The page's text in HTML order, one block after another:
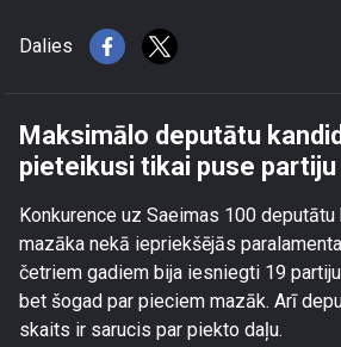
Dalies
Maksimālo deputātu
pieteikusi tikai puse partiju
Konkurence uz Saeimas 100
mazāka nekā iepriekšējās
četriem gadiem bija iesniegti 19
bet šogad par pieciem mazāk. Arī
skaits ir sarucis par piekto daļu.